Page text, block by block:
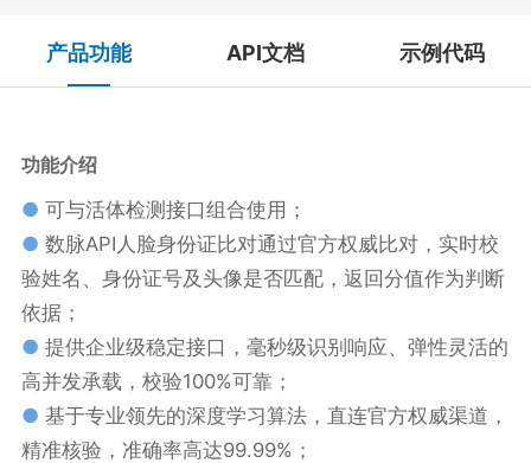
产品功能 API文档 示例代码
功能介绍
● 可与活体检测接口组合使用；
● 数脉API人脸身份证比对通过官方权威比对，实时校
验姓名、身份证号及头像是否匹配，返回分值作为判断
依据；
● 提供企业级稳定接口，毫秒级识别响应、弹性灵活的
高并发承载，校验100%可靠；
● 基于专业领先的深度学习算法，直连官方权威渠道，
精准核验，准确率高达99.99%；